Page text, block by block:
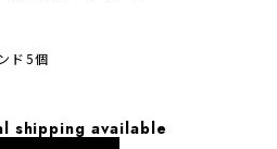
ド5個
shipping available